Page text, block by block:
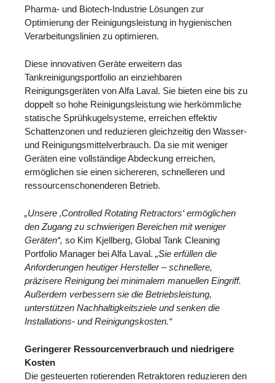
Pharma- und Biotech-Industrie Lösungen zur
Optimierung der Reinigungsleistung in hygienischen
Verarbeitungslinien zu optimieren.
Diese innovativen Geräte erweitern das
Tankreinigungsportfolio an einziehbaren
Reinigungsgeräten von Alfa Laval. Sie bieten eine bis zu
doppelt so hohe Reinigungsleistung wie herkömmliche
statische Sprühkugelsysteme, erreichen effektiv
Schattenzonen und reduzieren gleichzeitig den Wasser-
und Reinigungsmittelverbrauch. Da sie mit weniger
Geräten eine vollständige Abdeckung erreichen,
ermöglichen sie einen sichereren, schnelleren und
ressourcenschonenderen Betrieb.
„Unsere ‚Controlled Rotating Retractors‘ ermöglichen
den Zugang zu schwierigen Bereichen mit weniger
Geräten“, so Kim Kjellberg, Global Tank Cleaning
Portfolio Manager bei Alfa Laval. „Sie erfüllen die
Anforderungen heutiger Hersteller – schnellere,
präzisere Reinigung bei minimalem manuellen Eingriff.
Außerdem verbessern sie die Betriebsleistung,
unterstützen Nachhaltigkeitsziele und senken die
Installations- und Reinigungskosten.“
Geringerer Ressourcenverbrauch und niedrigere
Kosten
Die gesteuerten rotierenden Retraktoren reduzieren den